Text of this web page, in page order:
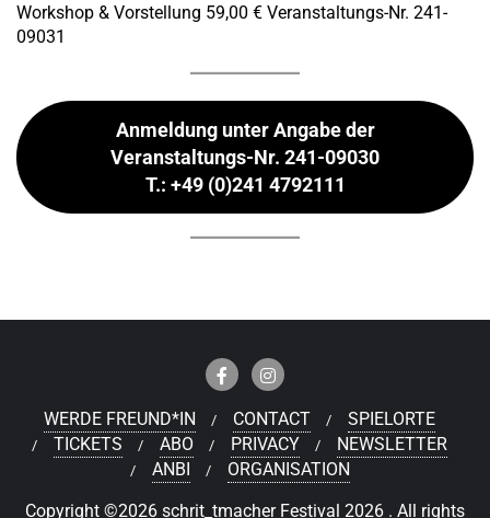
Workshop & Vorstellung 59,00 € Veranstaltungs-Nr. 241-
09031
Anmeldung unter Angabe der
Veranstaltungs-Nr. 241-09030
T.: +49 (0)241 4792111
WERDE FREUND*IN CONTACT
SPIELORTE
TICKETS
ABO PRIVACY
NEWSLETTER
ANBI
ORGANISATION
Copyright ©2026 schrit_tmacher Festival 2026 . All rights